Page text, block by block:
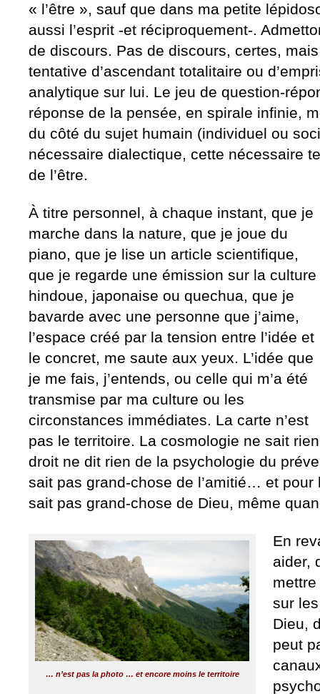
« l’être », sauf que dans ma petite
aussi l’esprit -et réciproquement-.
de discours. Pas de discours, certes,
tentative d’ascendant totalitaire ou
analytique sur lui. Le jeu de question-
réponse de la pensée, en spirale infinie,
du côté du sujet humain (individuel ou
nécessaire dialectique, cette nécessaire
de l’être.
À titre personnel, à chaque instant, que je
marche dans la nature, que je joue du
piano, que je lise un article scientifique,
que je regarde une émission sur la culture
hindoue, japonaise ou quechua, que je
bavarde avec une personne que j’aime,
l’espace créé par la tension entre l’idée et
le concret, me saute aux yeux. L’idée que
je me fais, j’entends, ou celle qui m’a été
transmise par ma culture ou les
circonstances immédiates. La carte n’est
pas le territoire. La cosmologie ne sait
droit ne dit rien de la psychologie du
sait pas grand-chose de l’amitié… et pour
sait pas grand-chose de Dieu, même
… n’est pas la photo … et encore moins le territoire
En
aider,
sur
Dieu,
peut